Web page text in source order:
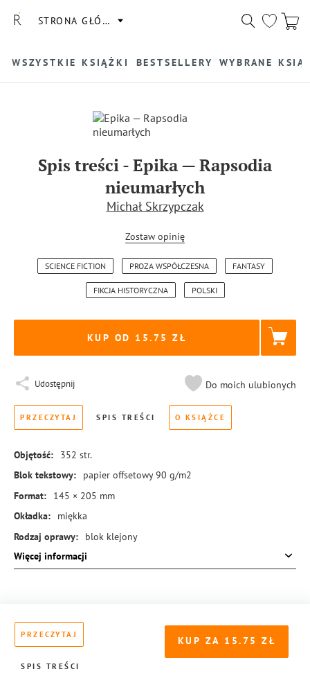
STRONA GŁÓWNA
WSZYSTKIE KSIĄŻKI BESTSELLERY WYBRANE
Spis treści-Epika — Rapsodia
nieumarłych
Michał Skrzypczak
Zostaw opinię
SCIENCE FICTION PROZA WSPÓŁCZESNA FANTASY
FIKCJA HISTORYCZNA POLSKI
KUP OD 15.75
Udostępnij Do moich ulubionych
PRZECZYTAJ SPIS TREŚCI O KSIĄŻCE
Objętość: 352 str.
Blok tekstowy:
papier offsetowy 90 g/m2
Format:
145 × 205 mm
Okładka:
miękka
Rodzaj oprawy:
blok klejony
ISBN:
978-83-8455-037-3
Więcej informacji
KUP ZA 15.75
PRZECZYTAJ
SPIS TREŚCI